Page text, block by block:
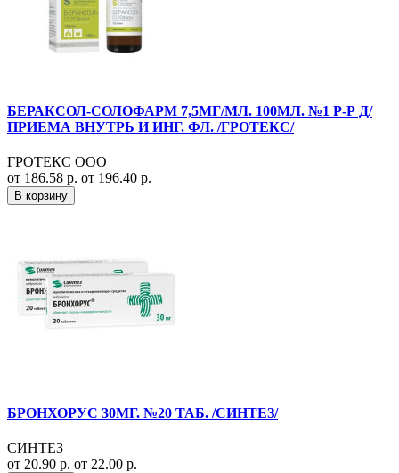
БЕРАКСОЛ-СОЛОФАРМ 7,5МГ/МЛ. 100МЛ. №1 Р-Р Д/
ПРИЕМА ВНУТРЬ И ИНГ. ФЛ. /ГРОТЕКС/
ГРОТЕКС ООО
от 186.58 р. от 196.40 р.
В корзину
БРОНХОРУС 30МГ. №20 ТАБ. /СИНТЕЗ/
СИНТЕЗ
от 20.90 р. от 22.00 р.